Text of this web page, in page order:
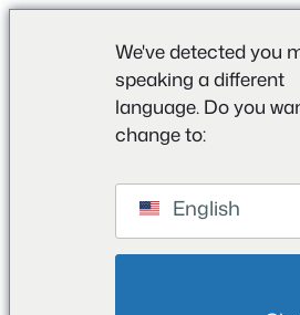
We've detected you
speaking a different
language. Do you
change to:
English